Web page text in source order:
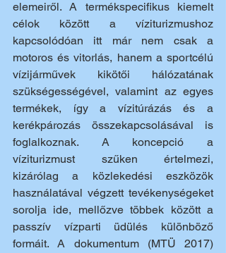
elemeiről. A termékspecifikus kiemelt
célok között a víziturizmushoz
kapcsolódóan itt már nem csak a
motoros és vitorlás, hanem a sportcélú
vízijárművek kikötői hálózatának
szükségességével, valamint az egyes
termékek, így a vízitúrázás és a
kerékpározás összekapcsolásával is
foglalkoznak. A koncepció a
víziturizmust szűken értelmezi,
kizárólag a közlekedési eszközök
használatával végzett tevékenységeket
sorolja ide, mellőzve többek között a
passzív vízparti üdülés különböző
formáit. A dokumentum (MTÜ 2017)